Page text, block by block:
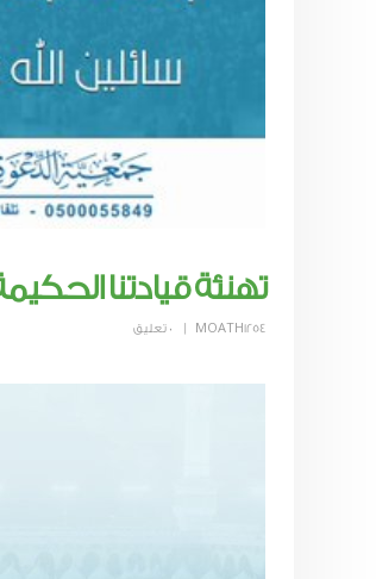
تهنئة قيادتنا
MOATH1254 0 تعليق